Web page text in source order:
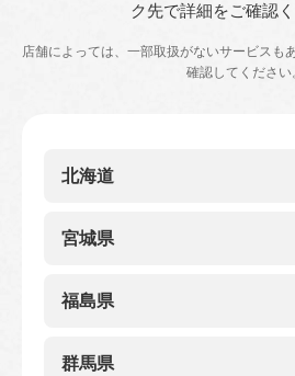
ク先で詳細をご確認く
店舗によっては、一部取扱がないサービスも
確認してください
北海道
北海道
札幌三越
宮城県
宮城県
福島県
福島県
群馬県